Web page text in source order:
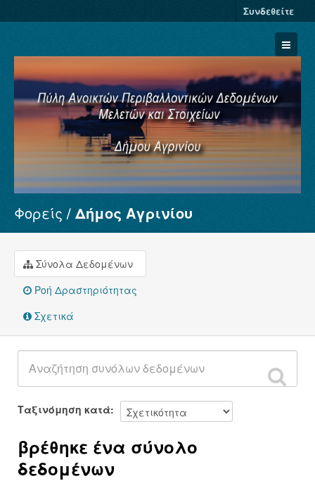
Συνδεθείτε
Σύνολα Δεδομένων
Φορείς
Ομάδες
Σχετικά
Φορείς Δήμος Αγρινίου
Σύνολα Δεδομένων
Ροή Δραστηριότητας
Σχετικά
Ταξινόμηση κατά
βρέθηκε ένα σύνολο
δεδομένων